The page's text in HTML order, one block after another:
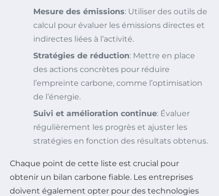
Mesure des émissions: Utiliser des outils de
calcul pour évaluer les émissions directes et
indirectes liées à l’activité.
Stratégies de réduction: Mettre en place
des actions concrètes pour réduire
l’empreinte carbone, comme l’optimisation
de l’énergie.
Suivi et amélioration continue: Évaluer
régulièrement les progrès et ajuster les
stratégies en fonction des résultats obtenus.
Chaque point de cette liste est crucial pour
obtenir un bilan carbone fiable. Les entreprises
doivent également opter pour des technologies